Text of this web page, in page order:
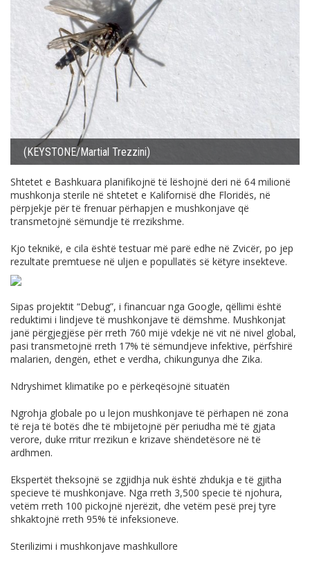
(KEYSTONE/Martial Trezzini)
Shtetet e Bashkuara planifikojnë të lëshojnë deri në 64 milionë
mushkonja sterile në shtetet e Kalifornisë dhe Floridës, në
përpjekje për të frenuar përhapjen e mushkonjave që
transmetojnë sëmundje të rrezikshme.
Kjo teknikë, e cila është testuar më parë edhe në Zvicër, po jep
rezultate premtuese në uljen e popullatës së këtyre insekteve.
Sipas projektit “Debug”, i financuar nga Google, qëllimi është
reduktimi i lindjeve të mushkonjave të dëmshme. Mushkonjat
janë përgjegjëse për rreth 760 mijë vdekje në vit në nivel global,
pasi transmetojnë rreth 17% të sëmundjeve infektive, përfshirë
malarien, dengën, ethet e verdha, chikungunya dhe Zika.
Ndryshimet klimatike po e përkeqësojnë situatën
Ngrohja globale po u lejon mushkonjave të përhapen në zona
të reja të botës dhe të mbijetojnë për periudha më të gjata
verore, duke rritur rrezikun e krizave shëndetësore në të
ardhmen.
Ekspertët theksojnë se zgjidhja nuk është zhdukja e të gjitha
specieve të mushkonjave. Nga rreth 3,500 specie të njohura,
vetëm rreth 100 pickojnë njerëzit, dhe vetëm pesë prej tyre
shkaktojnë rreth 95% të infeksioneve.
Sterilizimi i mushkonjave mashkullore